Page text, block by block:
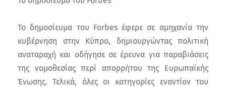
To δημοσίευμα του Forbes έφερε σε αμηχανία την
κυβέρνηση στην Κύπρο, δημιουργώντας πολιτική
αναταραχή και οδήγησε σε έρευνα για παραβιάσεις
της νομοθεσίας περί απορρήτου της Ευρωπαϊκής
Ένωσης. Τελικά, όλες οι κατηγορίες εναντίον του